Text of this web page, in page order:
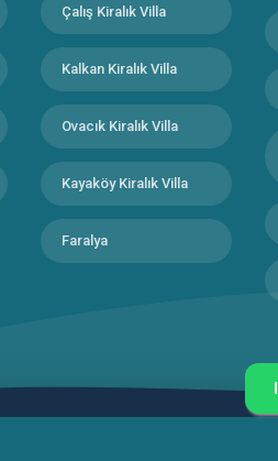
Çalış Kiralık Villa
Kalkan Kiralık Villa
Ovacık Kiralık Villa
Kayaköy Kiralık Villa
Faralya